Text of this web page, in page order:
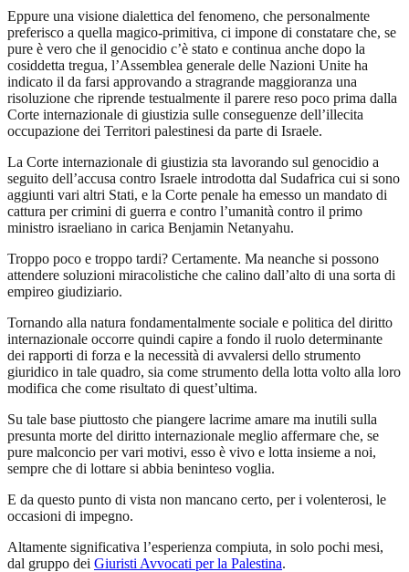
Eppure una visione dialettica del fenomeno, che personalmente
preferisco a quella magico-primitiva, ci impone di constatare che, se
pure è vero che il genocidio c’è stato e continua anche dopo la
cosiddetta tregua, l’Assemblea generale delle Nazioni Unite ha
indicato il da farsi approvando a stragrande maggioranza una
risoluzione che riprende testualmente il parere reso poco prima dalla
Corte internazionale di giustizia sulle conseguenze dell’illecita
occupazione dei Territori palestinesi da parte di Israele.
La Corte internazionale di giustizia sta lavorando sul genocidio a
seguito dell’accusa contro Israele introdotta dal Sudafrica cui si sono
aggiunti vari altri Stati, e la Corte penale ha emesso un mandato di
cattura per crimini di guerra e contro l’umanità contro il primo
ministro israeliano in carica Benjamin Netanyahu.
Troppo poco e troppo tardi? Certamente. Ma neanche si possono
attendere soluzioni miracolistiche che calino dall’alto di una sorta di
empireo giudiziario.
Tornando alla natura fondamentalmente sociale e politica del diritto
internazionale occorre quindi capire a fondo il ruolo determinante
dei rapporti di forza e la necessità di avvalersi dello strumento
giuridico in tale quadro, sia come strumento della lotta volto alla loro
modifica che come risultato di quest’ultima.
Su tale base piuttosto che piangere lacrime amare ma inutili sulla
presunta morte del diritto internazionale meglio affermare che, se
pure malconcio per vari motivi, esso è vivo e lotta insieme a noi,
sempre che di lottare si abbia beninteso voglia.
E da questo punto di vista non mancano certo, per i volenterosi, le
occasioni di impegno.
Altamente significativa l’esperienza compiuta, in solo pochi mesi,
dal gruppo dei Giuristi Avvocati per la Palestina.